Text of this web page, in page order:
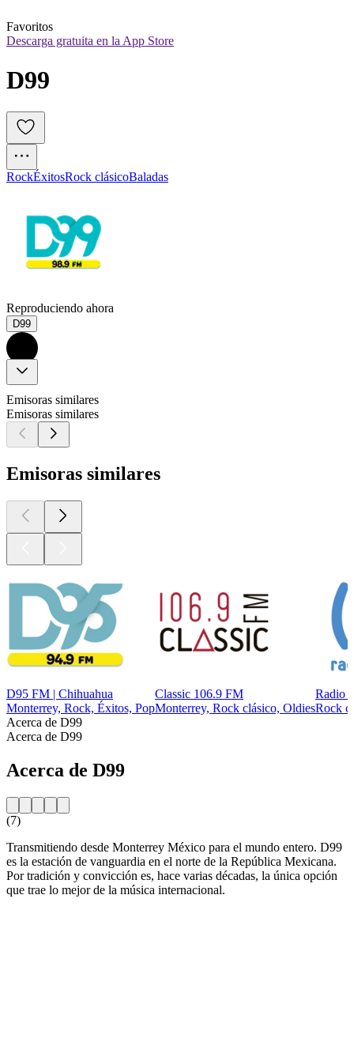
Favoritos
Descarga gratuita en la App Store
D99
RockÉxitosRock clásicoBaladas
Reproduciendo ahora
D99
Emisoras similares
Emisoras similares
Emisoras similares
D95 FM | Chihuahua
Monterrey, Rock, Éxitos, Pop
Classic 106.9 FM
Monterrey, Rock clásico, Oldies
Radio
Rock
Acerca de D99
Acerca de D99
Acerca de D99
(7)
Transmitiendo desde Monterrey México para el mundo entero. D99
es la estación de vanguardia en el norte de la República Mexicana.
Por tradición y convicción es, hace varias décadas, la única opción
que trae lo mejor de la música internacional.